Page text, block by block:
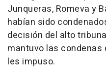
Junqueras, Romeva y
habían sido
decisión del alto
mantuvo las condenas
les impuso.